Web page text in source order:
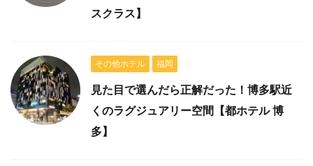
スクラス】
その他ホテル 福岡
見た目で選んだら正解だった！博多駅近
くのラグジュアリー空間【都ホテル 博
多】